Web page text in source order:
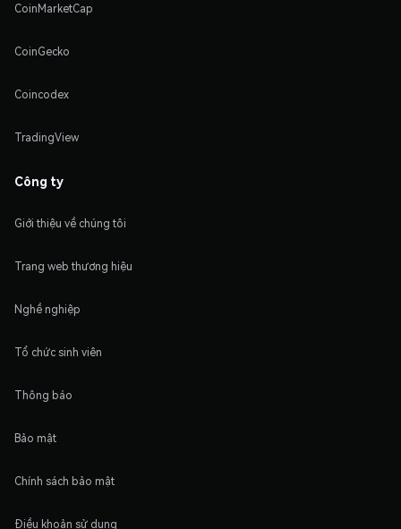
CoinMarketCap
CoinGecko
Coincodex
TradingView
Công ty
Giới thiệu về chúng tôi
Trang web thương hiệu
Nghề nghiệp
Tổ chức sinh viên
Thông báo
Bảo mật
Chính sách bảo mật
Điều khoản sử dụng